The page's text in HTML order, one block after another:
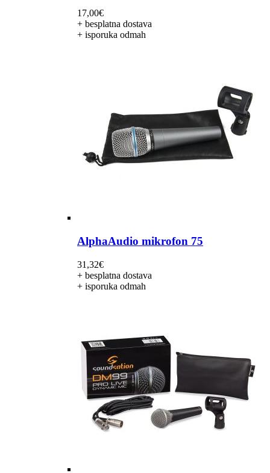
17,00€
+ besplatna dostava
+ isporuka odmah
AlphaAudio mikrofon 75
31,32€
+ besplatna dostava
+ isporuka odmah